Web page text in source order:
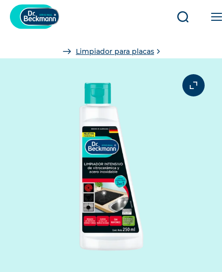
Abrir/
Limpiador para placas